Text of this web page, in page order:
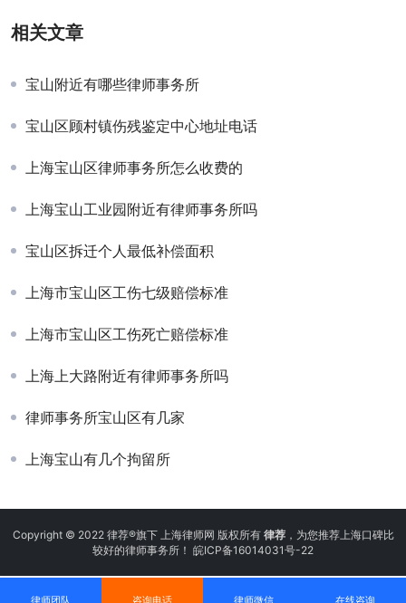
相关文章
宝山附近有哪些律师事务所
宝山区顾村镇伤残鉴定中心地址电话
上海宝山区律师事务所怎么收费的
上海宝山工业园附近有律师事务所吗
宝山区拆迁个人最低补偿面积
上海市宝山区工伤七级赔偿标准
上海市宝山区工伤死亡赔偿标准
上海上大路附近有律师事务所吗
律师事务所宝山区有几家
上海宝山有几个拘留所
Copyright © 2022 律荐®旗下 上海律师网 版权所有 律荐，为您推荐上海口碑比
较好的律师事务所！ 皖ICP备16014031号-22
律师团队 咨询电话 律师微信 在线咨询